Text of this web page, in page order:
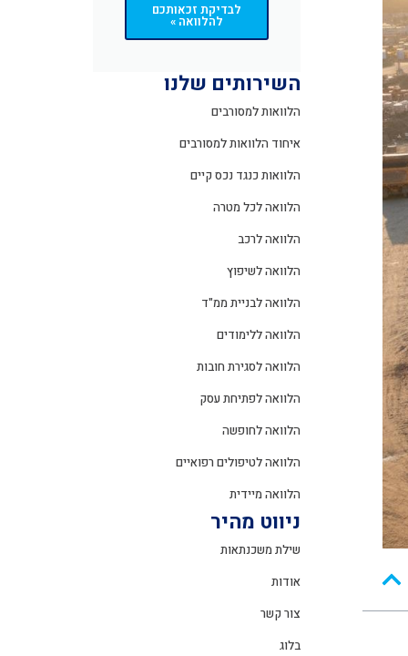
לבדיקת זכאותכם
להלוואה »
השירותים שלנו
הלוואות למסורבים
איחוד הלוואות למסורבים
הלוואות כנגד נכס קיים
הלוואה לכל מטרה
הלוואה לרכב
הלוואה לשיפוץ
הלוואה לבניית ממ"ד
הלוואה ללימודים
הלוואה לסגירת חובות
הלוואה לפתיחת עסק
הלוואה לחופשה
הלוואה לטיפולים רפואיים
הלוואה מיידית
ניווט מהיר
שילת משכנתאות
אודות
צור קשר
בלוג